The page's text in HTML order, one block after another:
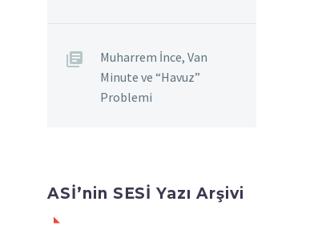
Muharrem İnce, Van
Minute ve “Havuz”
Problemi
ASİ’nin SESİ Yazı Arşivi